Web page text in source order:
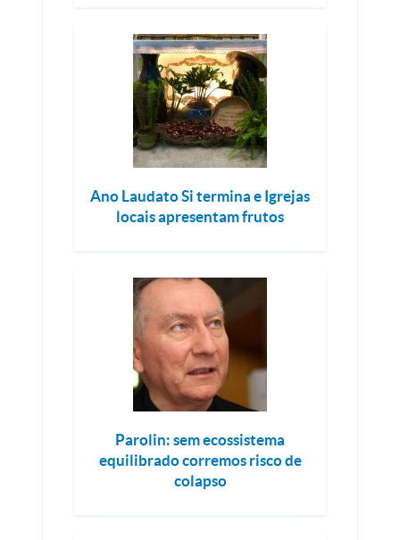
Ano Laudato Si termina e Igrejas
locais apresentam frutos
Parolin: sem ecossistema
equilibrado corremos risco de
colapso